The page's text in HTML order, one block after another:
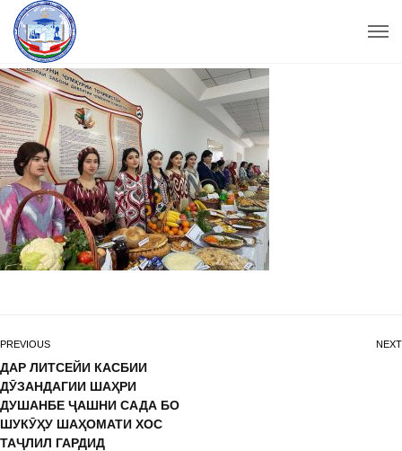
PREVIOUS
ДАР ЛИТСЕЙИ КАСБИИ
ДӮЗАНДАГИИ ШАҲРИ
ДУШАНБЕ ҶАШНИ САДА БО
ШУКӮҲУ ШАҲОМАТИ ХОС
ТАҶЛИЛ ГАРДИД
NEXT